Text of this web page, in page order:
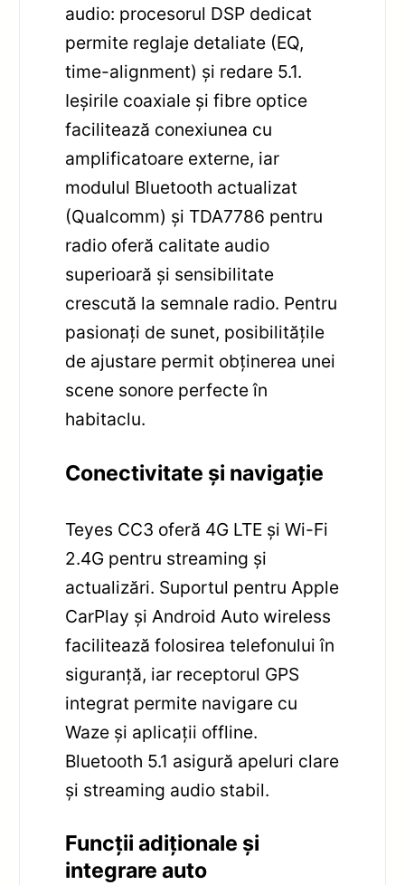
audio: procesorul DSP dedicat
permite reglaje detaliate (EQ,
time-alignment) și redare 5.1.
Ieșirile coaxiale și fibre optice
facilitează conexiunea cu
amplificatoare externe, iar
modulul Bluetooth actualizat
(Qualcomm) și TDA7786 pentru
radio oferă calitate audio
superioară și sensibilitate
crescută la semnale radio. Pentru
pasionați de sunet, posibilitățile
de ajustare permit obținerea unei
scene sonore perfecte în
habitaclu.
Conectivitate și navigație
Teyes CC3 oferă 4G LTE și Wi-Fi
2.4G pentru streaming și
actualizări. Suportul pentru Apple
CarPlay și Android Auto wireless
facilitează folosirea telefonului în
siguranță, iar receptorul GPS
integrat permite navigare cu
Waze și aplicații offline.
Bluetooth 5.1 asigură apeluri clare
și streaming audio stabil.
Funcții adiționale și
integrare auto